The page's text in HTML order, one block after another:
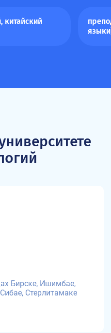
китайский
Бирске, Ишимбае,
Стерлитамаке